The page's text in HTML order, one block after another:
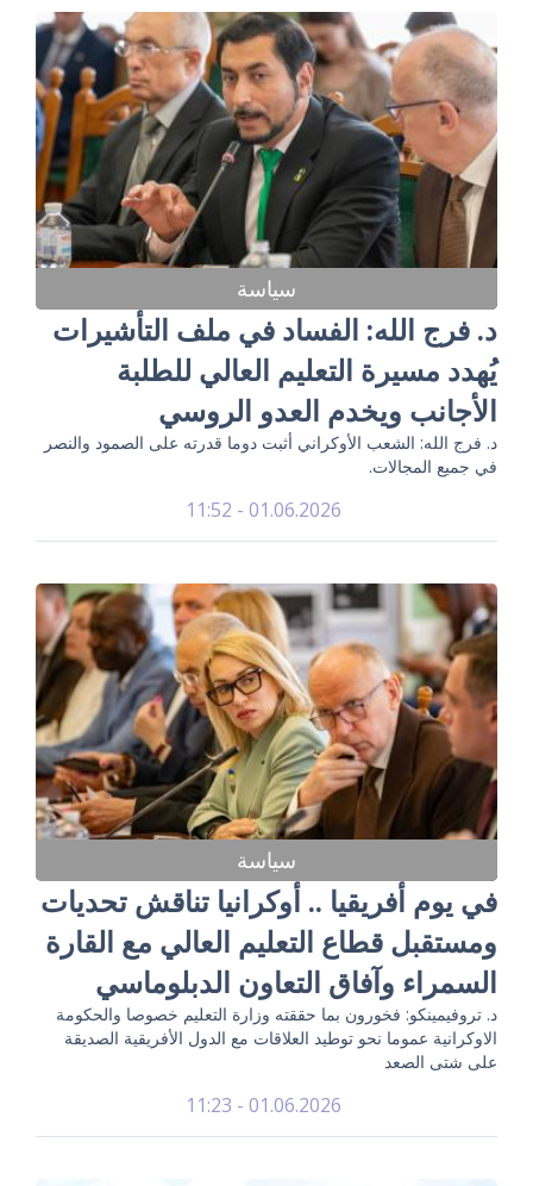
سياسة
د. فرج الله: الفساد في ملف التأشيرات
يُهدد مسيرة التعليم العالي للطلبة
الأجانب ويخدم العدو الروسي
د. فرج الله: الشعب الأوكراني أثبت دوما قدرته على الصمود والنصر
في جميع المجالات.
01.06.2026 - 11:52
سياسة
في يوم أفريقيا .. أوكرانيا تناقش تحديات
ومستقبل قطاع التعليم العالي مع القارة
السمراء وآفاق التعاون الدبلوماسي
د. تروفيمينكو: فخورون بما حققته وزارة التعليم خصوصا والحكومة
الاوكرانية عموما نحو توطيد العلاقات مع الدول الأفريقية الصديقة
على شتى الصعد
01.06.2026 - 11:23